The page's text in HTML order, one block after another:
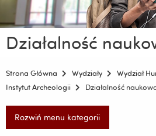
Działalność
Strona Główna Wydziały Wydział
Instytut Archeologii
Działalność
Rozwiń menu kategorii